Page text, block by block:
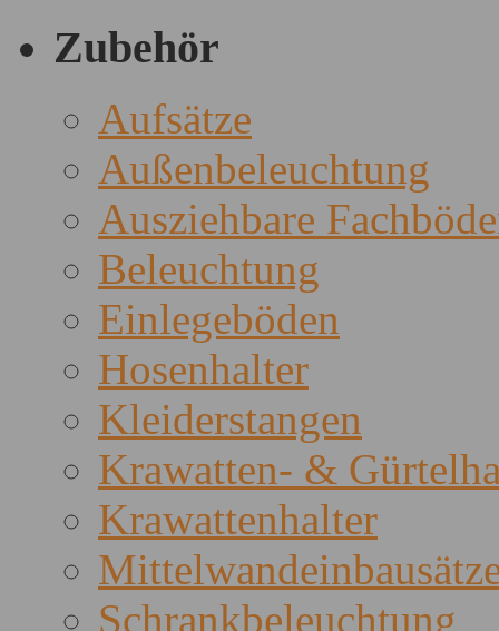
Zubehör
Aufsätze
Außenbeleuchtung
Ausziehbare
Beleuchtung
Einlegeböden
Hosenhalter
Kleiderstangen
Krawatten- &
Krawattenhalter
Schrankbeleuchtung